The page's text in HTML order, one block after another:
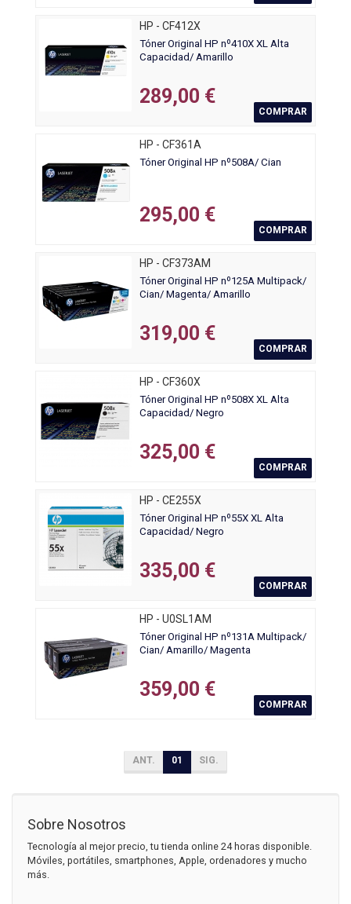
HP - CF412X
Tóner Original HP nº410X XL Alta
Capacidad/ Amarillo
289,00 €
COMPRAR
HP - CF361A
Tóner Original HP nº508A/ Cian
295,00 €
COMPRAR
HP - CF373AM
Tóner Original HP nº125A Multipack/
Cian/ Magenta/ Amarillo
319,00 €
COMPRAR
HP - CF360X
Tóner Original HP nº508X XL Alta
Capacidad/ Negro
325,00 €
COMPRAR
HP - CE255X
Tóner Original HP nº55X XL Alta
Capacidad/ Negro
335,00 €
COMPRAR
HP - U0SL1AM
Tóner Original HP nº131A Multipack/
Cian/ Amarillo/ Magenta
359,00 €
COMPRAR
ANT. 01 SIG.
Sobre Nosotros
Tecnología al mejor precio, tu tienda online 24 horas disponible.
Móviles, portátiles, smartphones, Apple, ordenadores y mucho
más.